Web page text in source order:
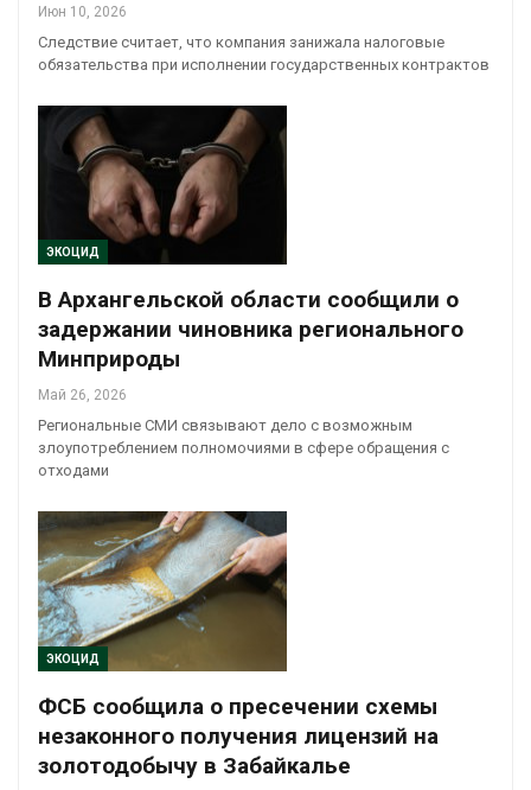
Июн 10, 2026
Следствие считает, что компания занижала налоговые
обязательства при исполнении государственных контрактов
ЭКОЦИД
В Архангельской области сообщили о
задержании чиновника регионального
Минприроды
Май 26, 2026
Региональные СМИ связывают дело с возможным
злоупотреблением полномочиями в сфере обращения с
отходами
ЭКОЦИД
ФСБ сообщила о пресечении схемы
незаконного получения лицензий на
золотодобычу в Забайкалье